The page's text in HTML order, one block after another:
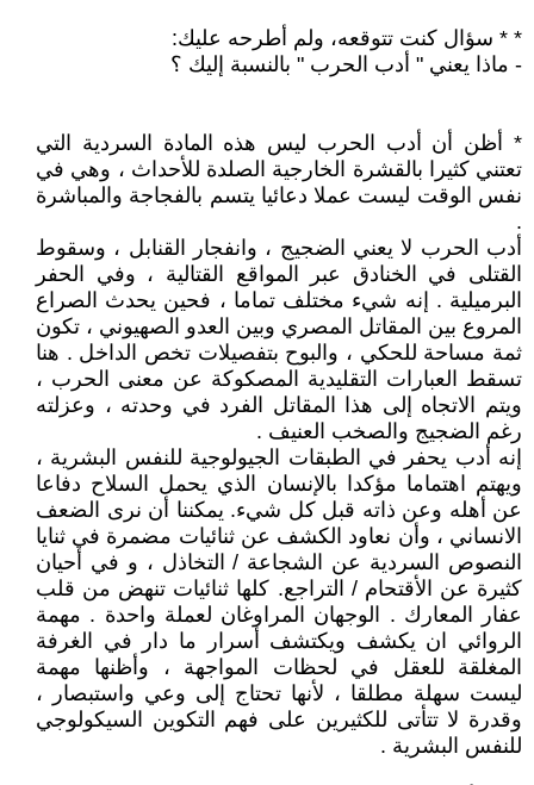
* * سؤال كنت تتوقعه، ولم أطرحه عليك:
- ماذا يعني " أدب الحرب " بالنسبة إليك ؟
* أظن أن أدب الحرب ليس هذه المادة السردية التي
تعتني كثيرا بالقشرة الخارجية الصلدة للأحداث ، وهي في
نفس الوقت ليست عملا دعائيا يتسم بالفجاجة والمباشرة
.
أدب الحرب لا يعني الضجيج ، وانفجار القنابل ، وسقوط
القتلى في الخنادق عبر المواقع القتالية ، وفي الحفر
البرميلية . إنه شيء مختلف تماما ، فحين يحدث الصراع
المروع بين المقاتل المصري وبين العدو الصهيوني ، تكون
ثمة مساحة للحكي ، والبوح بتفصيلات تخص الداخل . هنا
تسقط العبارات التقليدية المصكوكة عن معنى الحرب ،
ويتم الاتجاه إلى هذا المقاتل الفرد في وحدته ، وعزلته
رغم الضجيج والصخب العنيف .
إنه أدب يحفر في الطبقات الجيولوجية للنفس البشرية ،
ويهتم اهتماما مؤكدا بالإنسان الذي يحمل السلاح دفاعا
عن أهله وعن ذاته قبل كل شيء. يمكننا أن نرى الضعف
الانساني ، وأن نعاود الكشف عن ثنائيات مضمرة في ثنايا
النصوص السردية عن الشجاعة / التخاذل ، و في أحيان
كثيرة عن الأقتحام / التراجع. كلها ثنائيات تنهض من قلب
عفار المعارك . الوجهان المراوغان لعملة واحدة . مهمة
الروائي ان يكشف ويكتشف أسرار ما دار في الغرفة
المغلقة للعقل في لحظات المواجهة ، وأظنها مهمة
ليست سهلة مطلقا ، لأنها تحتاج إلى وعي واستبصار ،
وقدرة لا تتأتى للكثيرين على فهم التكوين السيكولوجي
للنفس البشرية .